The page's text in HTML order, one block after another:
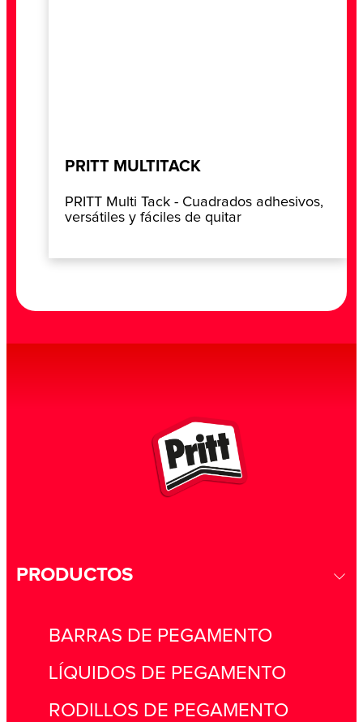
PRITT MULTITACK
PRITT Multi Tack - Cuadrados adhesivos,
versátiles y fáciles de quitar
PRODUCTOS
BARRAS DE PEGAMENTO
LÍQUIDOS DE PEGAMENTO
RODILLOS DE PEGAMENTO